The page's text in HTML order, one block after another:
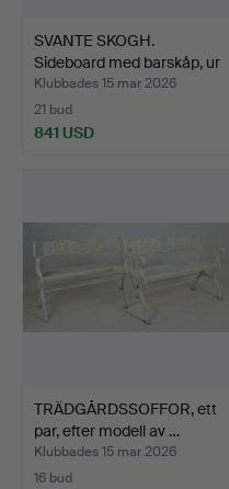
SVANTE SKOGH.
Sideboard med barskåp, ur
se…
Klubbades 15 mar 2026
21 bud
841 USD
TRÄDGÅRDSSOFFOR, ett
par, efter modell av …
Klubbades 15 mar 2026
16 bud